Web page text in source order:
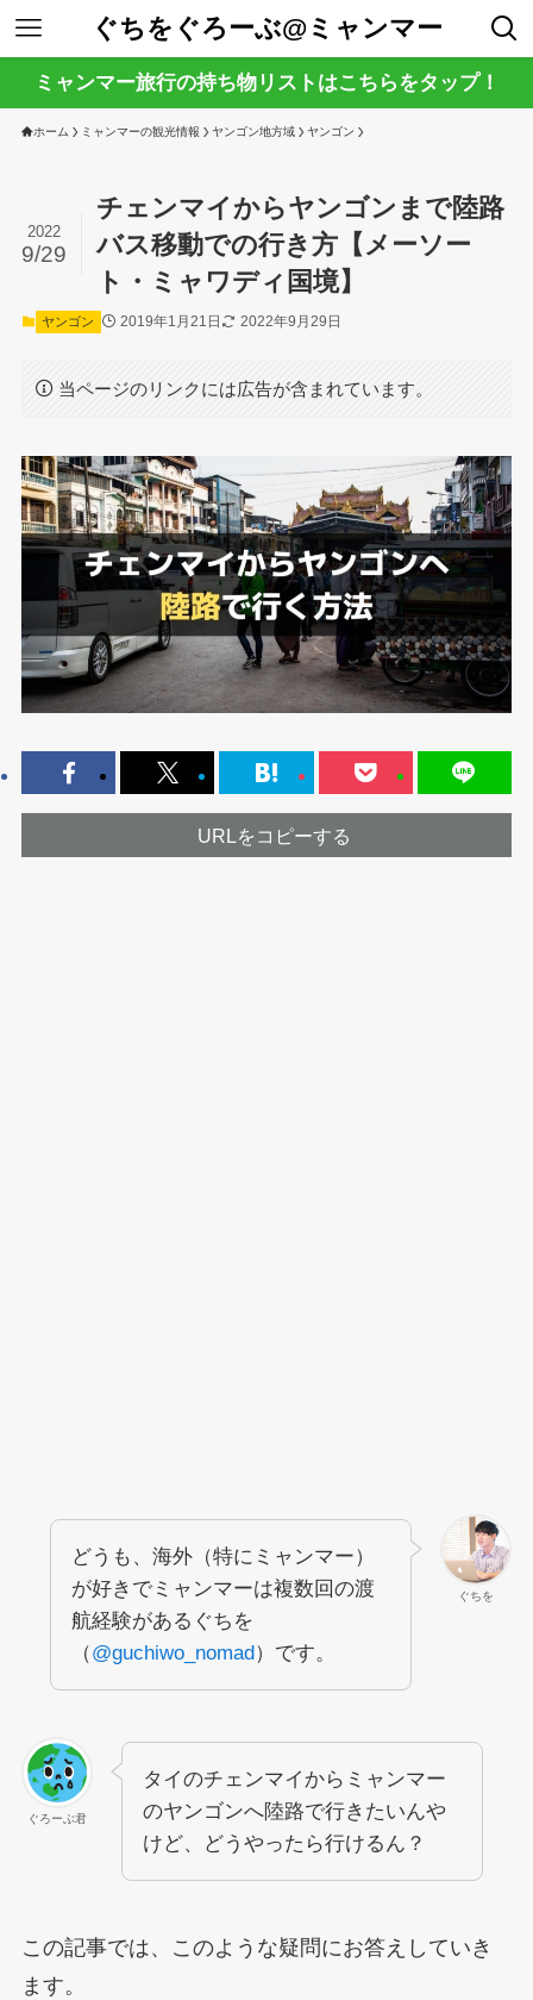
ぐちをぐろーぶ@ミャンマー
ミャンマー旅行の持ち物リストはこちらをタップ！
ホーム ミャンマーの観光情報 ヤンゴン地方域 ヤンゴン
チェンマイからヤンゴンまで陸路
バス移動での行き方【メーソー
ト・ミャワディ国境】
2022
9/29
ヤンゴン 2019年1月21日 2022年9月29日
当ページのリンクには広告が含まれています。
URLをコピーする
ぐちを
どうも、海外（特にミャンマー）
が好きでミャンマーは複数回の渡
航経験があるぐちを
（@guchiwo_nomad）です。
ぐろーぶ君
タイのチェンマイからミャンマー
のヤンゴンへ陸路で行きたいんや
けど、どうやったら行けるん？
この記事では、このような疑問にお答えしていき
ます。